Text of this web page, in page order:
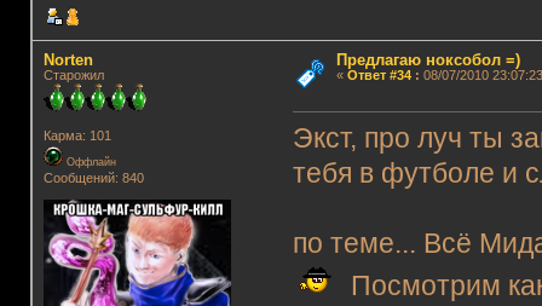
Norten
Старожил
Карма: 101
Оффлайн
Сообщений: 840
Предлагаю ноксобол =)
« Ответ #34: 08/07/2010
Экст, про луч ты
тебя в футболе и
по теме... Всё
Посмотрим